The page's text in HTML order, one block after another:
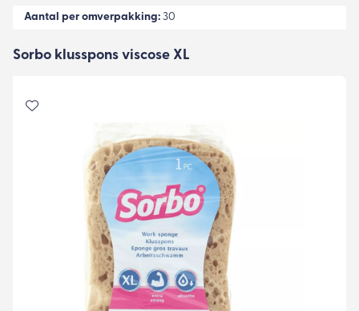
Sorbo klusspons viscose XL
Aantal per omverpakking: 30